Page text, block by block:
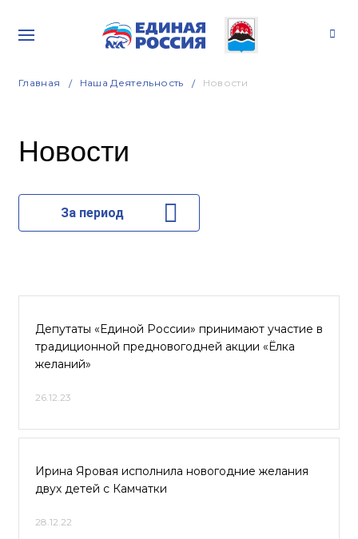
Главная Наша Деятельность Новости
Новости
За период
Депутаты «Единой России» принимают участие в
традиционной предновогодней акции «Ёлка
желаний»
26.12.23
Ирина Яровая исполнила новогодние желания
двух детей с Камчатки
28.12.22